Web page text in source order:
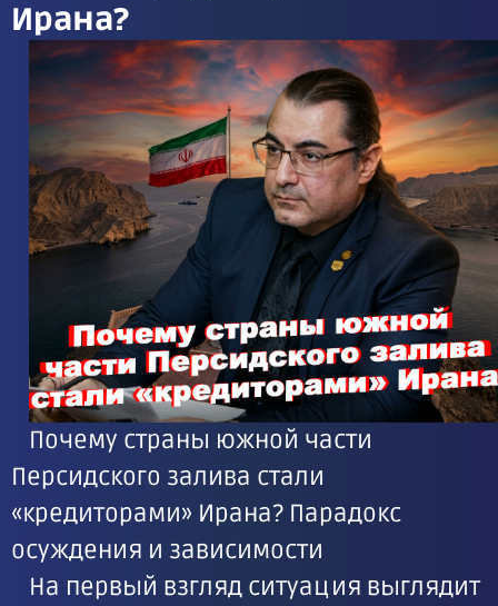
Ирана?
Почему страны южной части
Персидского залива стали
«кредиторами» Ирана? Парадокс
осуждения и зависимости
На первый взгляд ситуация выглядит